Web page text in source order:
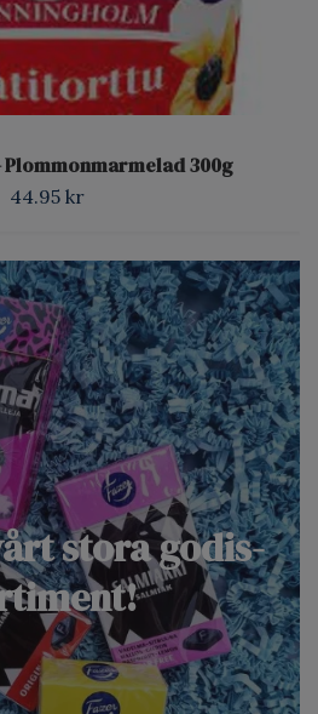
stora godis-
300g
44.95 kr